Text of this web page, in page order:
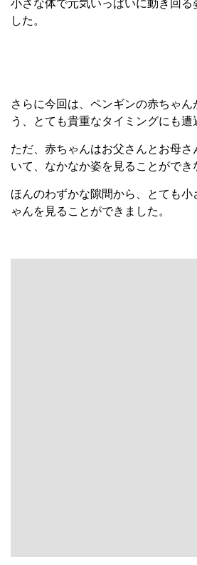
小さな体で元気いっぱいに動き回る
した。
さらに今回は、ペンギンの赤ちゃ
う、とても貴重なタイミングにも遭
ただ、赤ちゃんはお父さんとお母さ
いて、なかなか姿を見ることができ
ほんのわずかな隙間から、とても小
ゃんを見ることができました。